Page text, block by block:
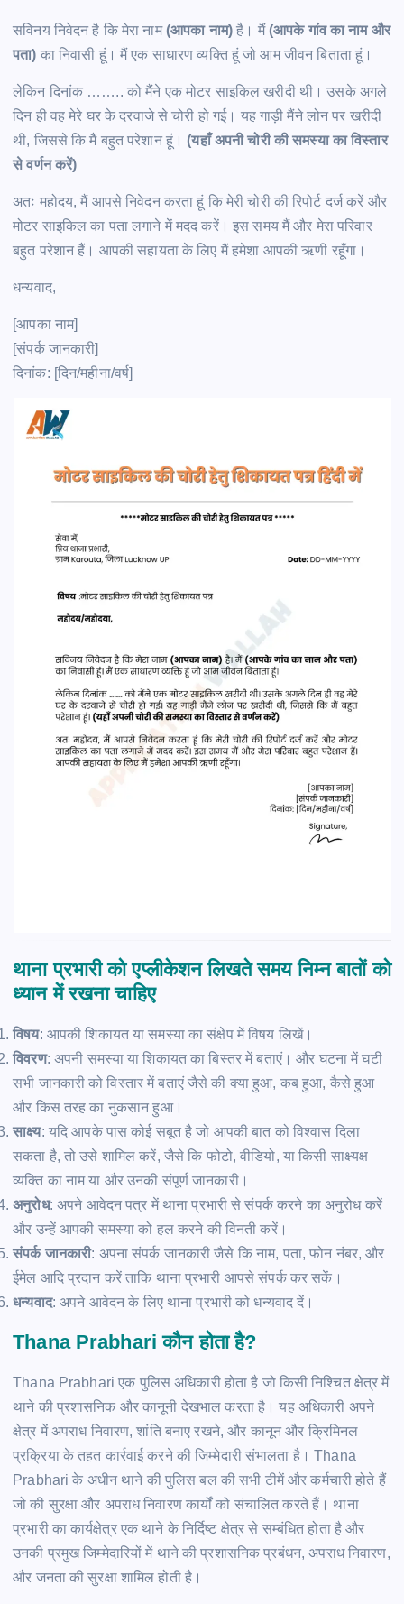
सविनय निवेदन है कि मेरा नाम(आपका नाम) है। मैं(आपके गांव का नाम और
पता) का निवासी हूं। मैं एक साधारण व्यक्ति हूं जो आम जीवन बिताता हूं।
लेकिन दिनांक …….. को मैंने एक मोटर साइकिल खरीदी थी। उसके अगले
दिन ही वह मेरे घर के दरवाजे से चोरी हो गई। यह गाड़ी मैंने लोन पर खरीदी
थी, जिससे कि मैं बहुत परेशान हूं।(यहाँ अपनी चोरी की समस्या का विस्तार
से वर्णन करें)
अतः महोदय, मैं आपसे निवेदन करता हूं कि मेरी चोरी की रिपोर्ट दर्ज करें और
मोटर साइकिल का पता लगाने में मदद करें। इस समय मैं और मेरा परिवार
बहुत परेशान हैं। आपकी सहायता के लिए मैं हमेशा आपकी ऋणी रहूँगा।
धन्यवाद,
[आपका नाम]
[संपर्क जानकारी]
दिनांक: [दिन/महीना/वर्ष]
थाना प्रभारी को एप्लीकेशन लिखते समय निम्न बातों को
ध्यान में रखना चाहिए
विषय: आपकी शिकायत या समस्या का संक्षेप में विषय लिखें।
विवरण: अपनी समस्या या शिकायत का बिस्तर में बताएं। और घटना में घटी
सभी जानकारी को विस्तार में बताएं जैसे की क्या हुआ, कब हुआ, कैसे हुआ
और किस तरह का नुकसान हुआ।
साक्ष्य: यदि आपके पास कोई सबूत है जो आपकी बात को विश्वास दिला
सकता है, तो उसे शामिल करें, जैसे कि फोटो, वीडियो, या किसी साक्ष्यक्ष
व्यक्ति का नाम या और उनकी संपूर्ण जानकारी।
अनुरोध: अपने आवेदन पत्र में थाना प्रभारी से संपर्क करने का अनुरोध करें
और उन्हें आपकी समस्या को हल करने की विनती करें।
संपर्क जानकारी: अपना संपर्क जानकारी जैसे कि नाम, पता, फोन नंबर, और
ईमेल आदि प्रदान करें ताकि थाना प्रभारी आपसे संपर्क कर सकें।
धन्यवाद: अपने आवेदन के लिए थाना प्रभारी को धन्यवाद दें।
Thana Prabhari कौन होता है?
Thana Prabhari एक पुलिस अधिकारी होता है जो किसी निश्चित क्षेत्र में
थाने की प्रशासनिक और कानूनी देखभाल करता है। यह अधिकारी अपने
क्षेत्र में अपराध निवारण, शांति बनाए रखने, और कानून और क्रिमिनल
प्रक्रिया के तहत कार्रवाई करने की जिम्मेदारी संभालता है। Thana
Prabhari के अधीन थाने की पुलिस बल की सभी टीमें और कर्मचारी होते हैं
जो की सुरक्षा और अपराध निवारण कार्यों को संचालित करते हैं। थाना
प्रभारी का कार्यक्षेत्र एक थाने के निर्दिष्ट क्षेत्र से सम्बंधित होता है और
उनकी प्रमुख जिम्मेदारियों में थाने की प्रशासनिक प्रबंधन, अपराध निवारण,
और जनता की सुरक्षा शामिल होती है।